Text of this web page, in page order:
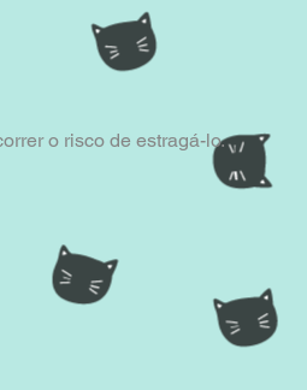
o risco de estragá-lo.